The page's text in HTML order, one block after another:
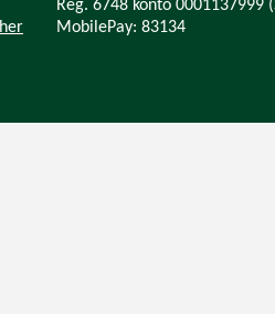
her
Reg. 6748 konto 0001137999
MobilePay: 83134